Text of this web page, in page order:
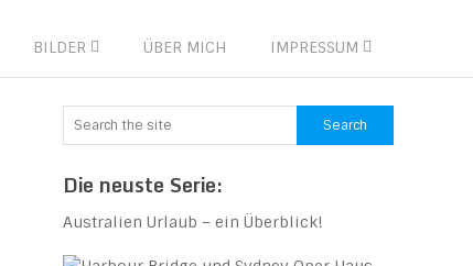
BILDER ÜBER MICH IMPRESSUM
Die neuste Serie:
Australien Urlaub – ein Überblick!